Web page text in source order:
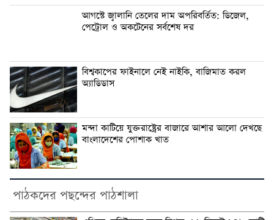
আগস্টে জ্বালানি তেলের দাম অপরিবর্তিত: ডিজেল,
পেট্রোল ও অকটেনের সর্বশেষ দর
বিশ্বকাপের ফাইনালে নেই নাইকি, বাজিমাত করল
অ্যাডিডাস
মন্দা কাটিয়ে যুক্তরাষ্ট্রের বাজারে আশার আলো দেখছে
বাংলাদেশের পোশাক খাত
পাঠকদের পছন্দের পাঠশালা